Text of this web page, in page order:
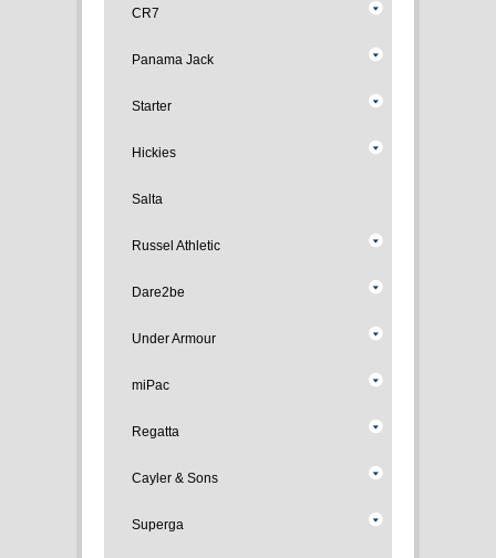
CR7
Panama Jack
Starter
Hickies
Salta
Russel Athletic
Dare2be
Under Armour
miPac
Regatta
Cayler & Sons
Superga